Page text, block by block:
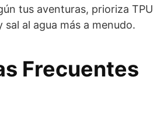
tus aventuras, prioriza TPU
al agua más a menudo.
Frecuentes